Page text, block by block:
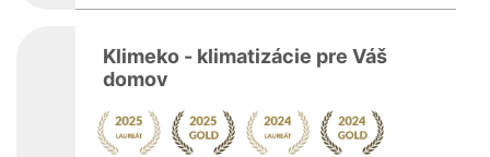
Klimeko - klimatizácie pre Váš
domov